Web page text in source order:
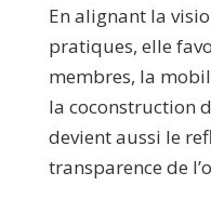
En alignant la
pratiques, elle
membres, la
la coconstruction
devient aussi le
transparence de